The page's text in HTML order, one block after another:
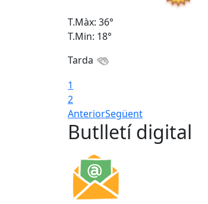
T.Màx: 36°
T.Min: 18°
Tarda
1
2
AnteriorSegüent
Butlletí digital